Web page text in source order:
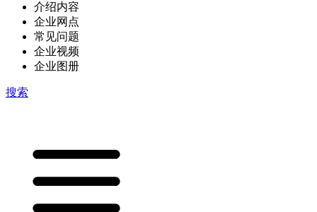
介绍内容
企业网点
常见问题
企业视频
企业图册
搜索